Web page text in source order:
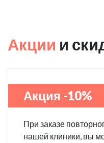
Акции и
Акция -10%
При заказе
нашей клиники, вы